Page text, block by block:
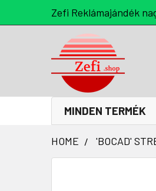
Zefi Reklámajándék
MINDEN TERMÉK
HOME 'BOCAD'